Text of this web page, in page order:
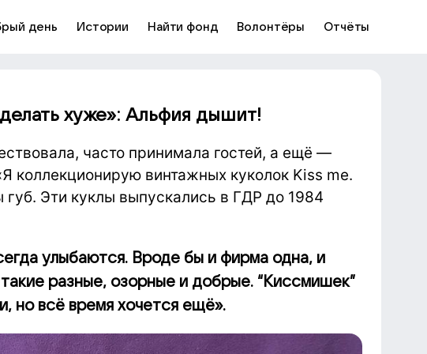
день Истории Найти фонд Волонтёры Отчёты
хуже»: Альфия дышит!
часто принимала гостей, а ещё —
коллекционирую винтажных куколок Kiss me.
Эти куклы выпускались в ГДР до 1984
улыбаются. Вроде бы и фирма одна, и
разные, озорные и добрые. “Киссмишек”
но всё время хочется ещё».